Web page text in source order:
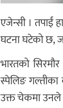
एजेन्सी । तपाईं
घटना घटेको छ,
भारतको
स्पेलिङ गल्तीका
उक्त चेकमा उनले